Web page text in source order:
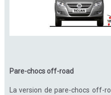
Pare-chocs off-road
La version de pare-chocs off-